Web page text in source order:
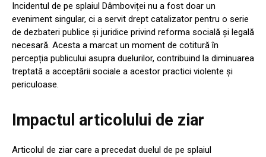
Incidentul de pe splaiul Dâmboviței nu a fost doar un
eveniment singular, ci a servit drept catalizator pentru o serie
de dezbateri publice și juridice privind reforma socială și legală
necesară. Acesta a marcat un moment de cotitură în
percepția publicului asupra duelurilor, contribuind la diminuarea
treptată a acceptării sociale a acestor practici violente și
periculoase.
Impactul articolului de ziar
Articolul de ziar care a precedat duelul de pe splaiul